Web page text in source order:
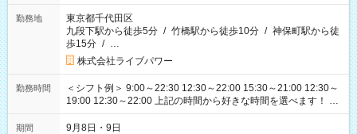
勤務地
東京都千代田区
九段下駅から徒歩5分 / 竹橋駅から徒歩10分 / 神保町駅から徒
歩15分 / …
株式会社ライブパワー
勤務時間
＜シフト例＞ 9:00～22:30 12:30～22:00 15:30～21:00 12:30～
19:00 12:30～22:00 上記の時間から好きな時間を選べます！ ※
時間は変更となる可能性があります
期間 9月8日・9日